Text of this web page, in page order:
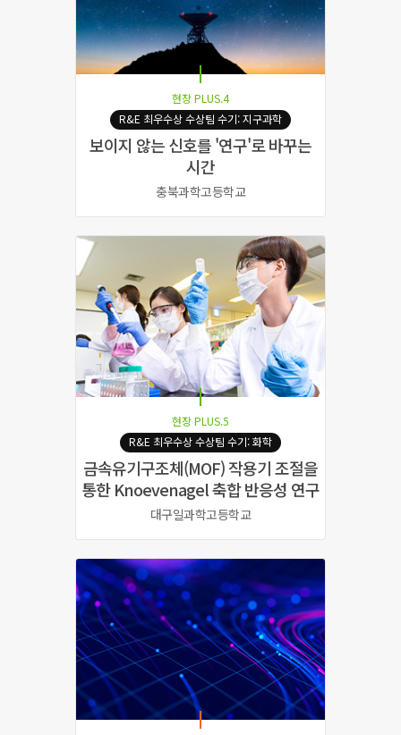
현장 PLUS.4
R&E 최우수상 수상팀 수기: 지구과학
보이지 않는 신호를 '연구'로 바꾸는
시간
충북과학고등학교
현장 PLUS.5
R&E 최우수상 수상팀 수기: 화학
금속유기구조체(MOF) 작용기 조절을
통한Knoevenagel 축합 반응성 연구
대구일과학고등학교